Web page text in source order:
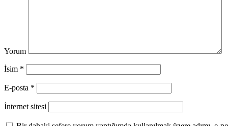
Yorum
İsim *
E-posta *
İnternet sitesi